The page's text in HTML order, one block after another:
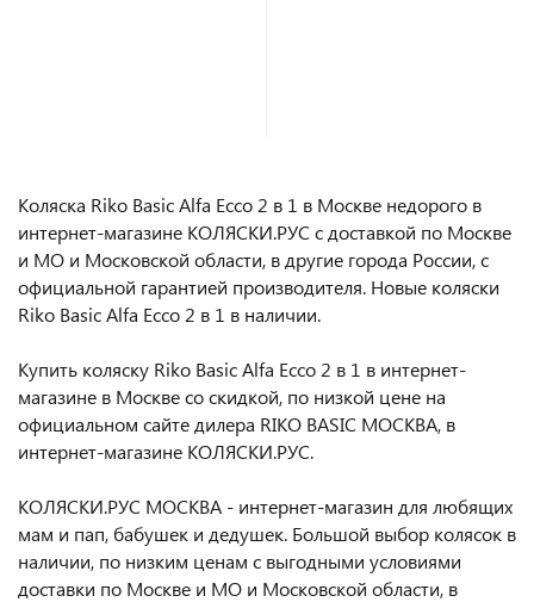
Коляска Riko Basic Alfa Ecco 2 в 1 в Москве недорого в
интернет-магазине КОЛЯСКИ.РУС с доставкой по Москве
и МО и Московской области, в другие города России, с
официальной гарантией производителя. Новые коляски
Riko Basic Alfa Ecco 2 в 1 в наличии.
Купить коляску Riko Basic Alfa Ecco 2 в 1 в интернет-
магазине в Москве со скидкой, по низкой цене на
официальном сайте дилера RIKO BASIC МОСКВА, в
интернет-магазине КОЛЯСКИ.РУС.
КОЛЯСКИ.РУС МОСКВА - интернет-магазин для любящих
мам и пап, бабушек и дедушек. Большой выбор колясок в
наличии, по низким ценам с выгодными условиями
доставки по Москве и МО и Московской области, в